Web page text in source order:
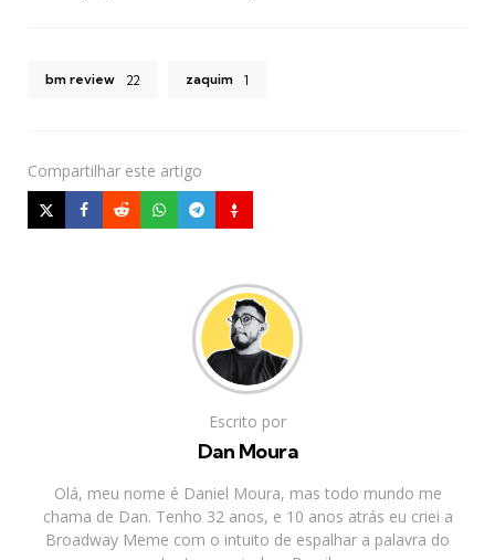
bm review 22 zaquim 1
Compartilhar este artigo
Escrito por
Dan Moura
Olá, meu nome é Daniel Moura, mas todo mundo me
chama de Dan. Tenho 32 anos, e 10 anos atrás eu criei a
Broadway Meme com o intuito de espalhar a palavra do